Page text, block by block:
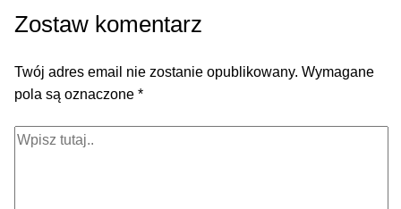
Zostaw komentarz
Twój adres email nie zostanie opublikowany. Wymagane
pola są oznaczone*
Wpisz